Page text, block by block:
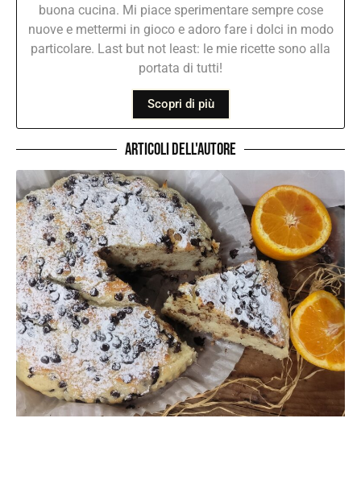
buona cucina. Mi piace sperimentare sempre cose
nuove e mettermi in gioco e adoro fare i dolci in modo
particolare. Last but not least: le mie ricette sono alla
portata di tutti!
Scopri di più
Articoli dell'autore